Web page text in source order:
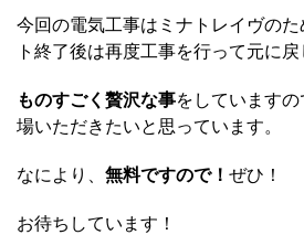
今回の電気工事はミナトレイヴの
ト終了後は再度工事を行って元に戻
ものすごく贅沢な事をしています
場いただきたいと思っています。
なにより、 無料ですので！ ぜひ！
お待ちしています！